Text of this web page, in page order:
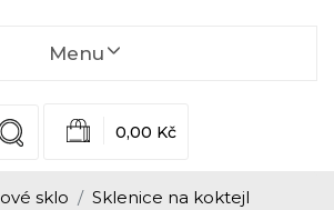
Menu
0,00 Kč
sklo
Sklenice na koktejl